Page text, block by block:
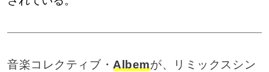
音楽コレクティブ・Albemが、リミックスシン